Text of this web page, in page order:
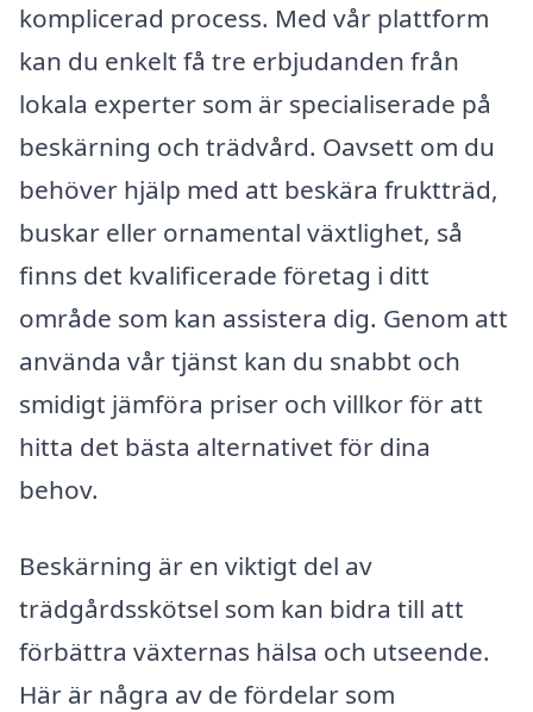
komplicerad process. Med vår plattform
kan du enkelt få tre erbjudanden från
lokala experter som är specialiserade på
beskärning och trädvård. Oavsett om du
behöver hjälp med att beskära fruktträd,
buskar eller ornamental växtlighet, så
finns det kvalificerade företag i ditt
område som kan assistera dig. Genom att
använda vår tjänst kan du snabbt och
smidigt jämföra priser och villkor för att
hitta det bästa alternativet för dina
behov.
Beskärning är en viktigt del av
trädgårdsskötsel som kan bidra till att
förbättra växternas hälsa och utseende.
Här är några av de fördelar som